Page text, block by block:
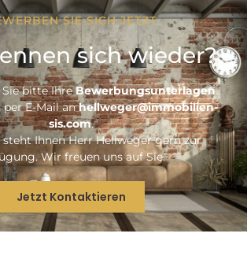
SIE SICH JETZT
sich wieder?
Sie bitte IhreBewerbungsunterlagen
per E-Mail anhellweger@immobilien-
sis.com.
steht Ihnen Herr Hellweger gern zur
Wir freuen uns auf Sie.
Jetzt Kontaktieren